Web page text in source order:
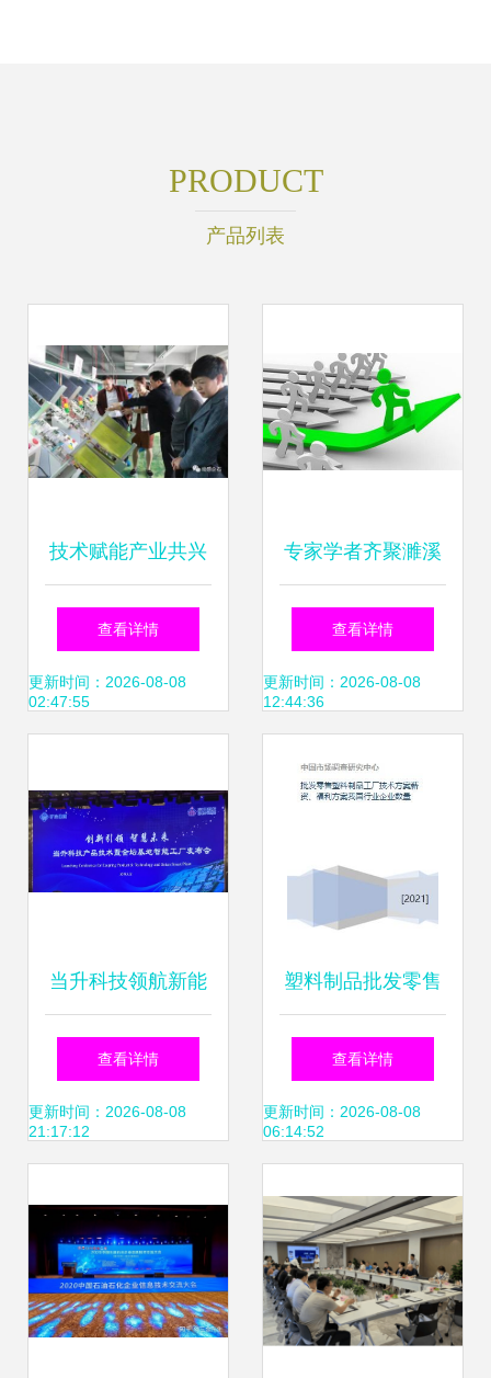
PRODUCT
产品列表
技术赋能产业共兴
广西象州县考察团
赴我镇开展调研交
查看详情
更新时间：2026-08-08
02:47:55
专家学者齐聚濉溪
共商铝产业发展之
路
查看详情
更新时间：2026-08-08
12:44:36
当升科技领航新能
源 金坛基地智能工
厂发布会与技术前
查看详情
更新时间：2026-08-08
21:17:12
塑料制品批发零售
工厂的全方位运营
与发展方案探讨
查看详情
更新时间：2026-08-08
06:14:52